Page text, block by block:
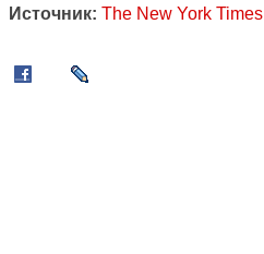
Источник: The New York Times